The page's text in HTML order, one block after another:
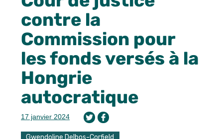
contre la
Commission pour
les fonds versés à la
Hongrie
autocratique
17 janvier 2024
Gwendoline Delbos-Corfield